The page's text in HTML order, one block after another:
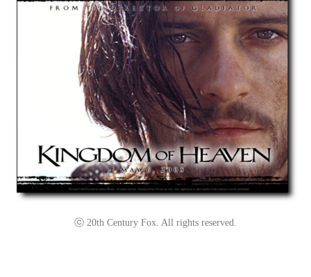
ⓒ 20th Century Fox. All rights reserved.